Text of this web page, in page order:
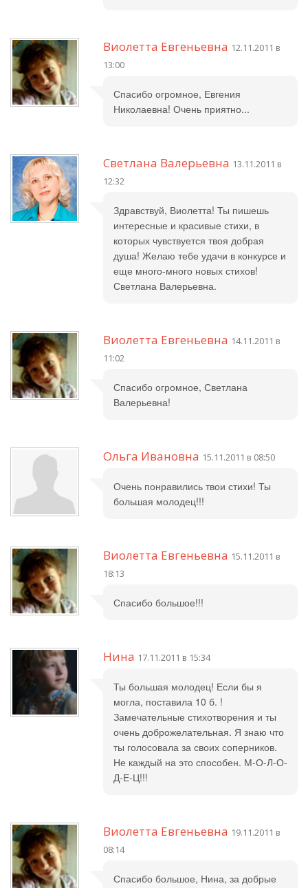
Виолетта Евгеньевна 12.11.2011 в
13:00
Спасибо огромное, Евгения
Николаевна! Очень приятно...
Светлана Валерьевна 13.11.2011 в
12:32
Здравствуй, Виолетта! Ты пишешь
интересные и красивые стихи, в
которых чувствуется твоя добрая
душа! Желаю тебе удачи в конкурсе и
еще много-много новых стихов!
Светлана Валерьевна.
Виолетта Евгеньевна 14.11.2011 в
11:02
Спасибо огромное, Светлана
Валерьевна!
Ольга Ивановна 15.11.2011 в 08:50
Очень понравились твои стихи! Ты
большая молодец!!!
Виолетта Евгеньевна 15.11.2011 в
18:13
Спасибо большое!!!
Нина 17.11.2011 в 15:34
Ты большая молодец! Если бы я
могла, поставила 10 б. !
Замечательные стихотворения и ты
очень доброжелательная. Я знаю что
ты голосовала за своих соперников.
Не каждый на это способен. М-О-Л-О-
Д-Е-Ц!!!
Виолетта Евгеньевна 19.11.2011 в
08:14
Спасибо большое, Нина, за добрые